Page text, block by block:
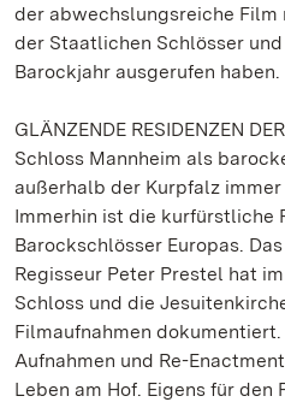
der abwechslungsreiche
der Staatlichen Schlösser
Barockjahr ausgerufen haben.
GLÄNZENDE RESIDENZEN
Schloss Mannheim als
außerhalb der Kurpfalz
Immerhin ist die kurfürstliche
Barockschlösser Europas.
Regisseur Peter Prestel hat
Schloss und die
Filmaufnahmen
Aufnahmen und Re-
Leben am Hof. Eigens für den